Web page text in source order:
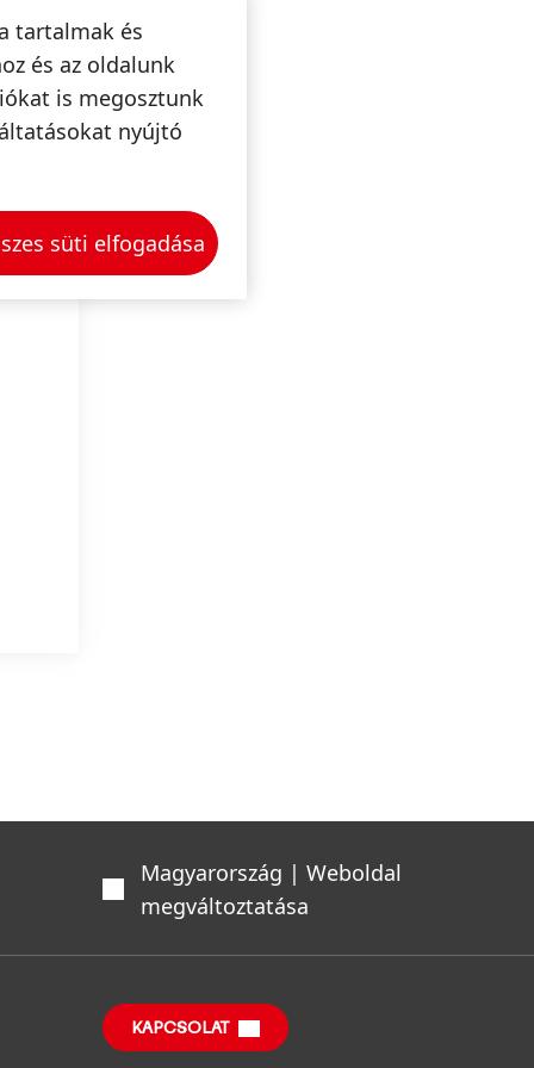
Magyarország | Weboldal
megváltoztatása
KAPCSOLAT
tartalmak és
és az oldalunk
is megosztunk
nyújtó
süti elfogadása